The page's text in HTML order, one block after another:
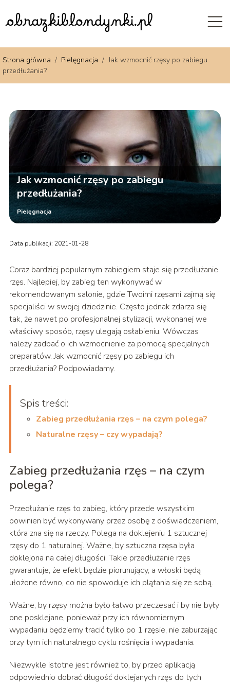
Strona główna / Pielęgnacja /Jak wzmocnić rzęsy po zabiegu
przedłużania?
Jak wzmocnić rzęsy po zabiegu
przedłużania?
Pielęgnacja
Data publikacji: 2021-01-28
Coraz bardziej popularnym zabiegiem staje się przedłużanie
rzęs. Najlepiej, by zabieg ten wykonywać w
rekomendowanym salonie, gdzie Twoimi rzęsami zajmą się
specjaliści w swojej dziedzinie. Często jednak zdarza się
tak, że nawet po profesjonalnej stylizacji, wykonanej we
właściwy sposób, rzęsy ulegają osłabieniu. Wówczas
należy zadbać o ich wzmocnienie za pomocą specjalnych
preparatów. Jak wzmocnić rzęsy po zabiegu ich
przedłużania? Podpowiadamy.
Spis treści:
Zabieg przedłużania rzęs – na czym polega?
Naturalne rzęsy – czy wypadają?
Zabieg przedłużania rzęs – na czym
polega?
Przedłużanie rzęs to zabieg, który przede wszystkim
powinien być wykonywany przez osobę z doświadczeniem,
która zna się na rzeczy. Polega na doklejeniu 1 sztucznej
rzęsy do 1 naturalnej. Ważne, by sztuczna rzęsa była
doklejona na całej długości. Takie przedłużanie rzęs
gwarantuje, że efekt będzie piorunujący, a włoski będą
ułożone równo, co nie spowoduje ich plątania się ze sobą.
Ważne, by rzęsy można było łatwo przeczesać i by nie były
one posklejane, ponieważ przy ich równomiernym
wypadaniu będziemy tracić tylko po 1 rzęsie, nie zaburzając
przy tym ich naturalnego cyklu rośnięcia i wypadania.
Niezwykle istotne jest również to, by przed aplikacją
odpowiednio dobrać długość doklejanych rzęs do tych